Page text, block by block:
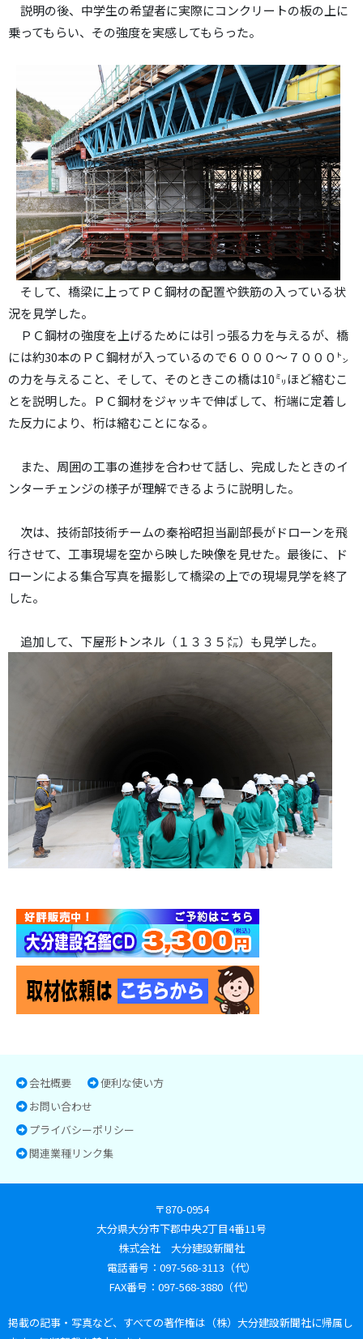
説明の後、中学生の希望者に実際にコンクリートの板の上に
乗ってもらい、その強度を実感してもらった。
そして、橋梁に上ってＰＣ鋼材の配置や鉄筋の入っている状
況を見学した。
ＰＣ鋼材の強度を上げるためには引っ張る力を与えるが、橋
には約30本のＰＣ鋼材が入っているので６０００～７０００㌧
の力を与えること、そして、そのときこの橋は10㍉ほど縮むこ
とを説明した。ＰＣ鋼材をジャッキで伸ばして、桁端に定着し
た反力により、桁は縮むことになる。
また、周囲の工事の進捗を合わせて話し、完成したときのイ
ンターチェンジの様子が理解できるように説明した。
次は、技術部技術チームの秦裕昭担当副部長がドローンを飛
行させて、工事現場を空から映した映像を見せた。最後に、ド
ローンによる集合写真を撮影して橋梁の上での現場見学を終了
した。
追加して、下屋形トンネル（１３３５㍍）も見学した。
会社概要
便利な使い方
お問い合わせ
プライバシーポリシー
関連業種リンク集
〒870-0954
大分県大分市下郡中央2丁目4番11号
株式会社 大分建設新聞社
電話番号：097-568-3113（代）
FAX番号：097-568-3880（代）
掲載の記事・写真など、すべての著作権は（株）大分建設新聞社に帰属し